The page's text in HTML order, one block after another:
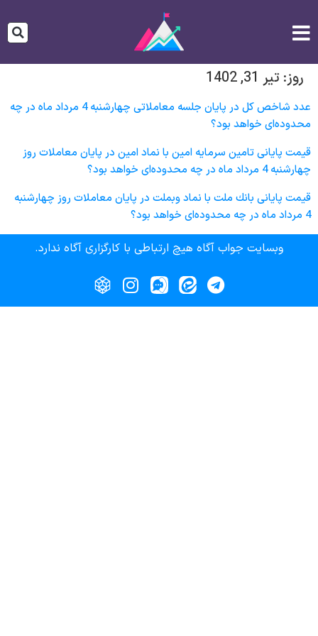
روز: تیر 31, 1402
عدد شاخص کل در پایان جلسه معاملاتی چهارشنبه 4 مرداد ماه در چه
محدوده‌ای خواهد بود؟
قیمت پایانی تامين سرمايه امين با نماد امین در پایان معاملات روز
چهارشنبه 4 مرداد ماه در چه محدوده‌ای خواهد بود؟
قیمت پایانی بانك ملت با نماد وبملت در پایان معاملات روز چهارشنبه
4 مرداد ماه در چه محدوده‌ای خواهد بود؟
وبسایت جواب آگاه هیچ ارتباطی با کارگزاری آگاه ندارد.